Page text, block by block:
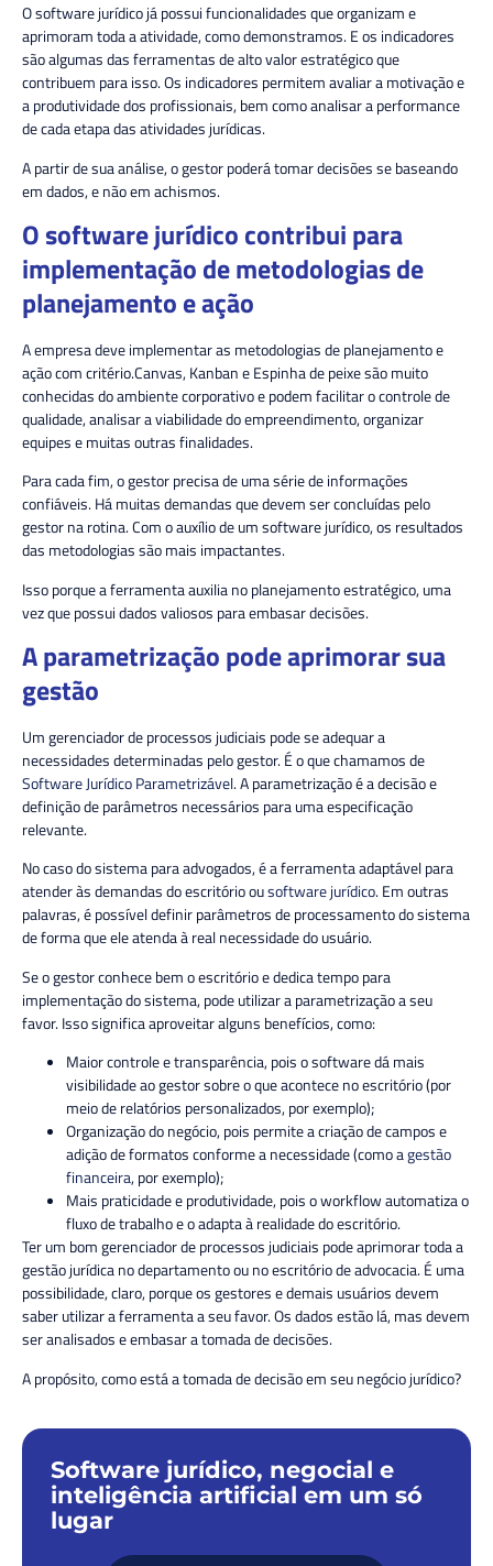
O software jurídico já possui funcionalidades que organizam e
aprimoram toda a atividade, como demonstramos. E os indicadores
são algumas das ferramentas de alto valor estratégico que
contribuem para isso. Os indicadores permitem avaliar a motivação e
a produtividade dos profissionais, bem como analisar a performance
de cada etapa das atividades jurídicas.
A partir de sua análise, o gestor poderá tomar decisões se baseando
em dados, e não em achismos.
O software jurídico contribui para
implementação de metodologias de
planejamento e ação
A empresa deve implementar as metodologias de planejamento e
ação com critério.Canvas, Kanban e Espinha de peixe são muito
conhecidas do ambiente corporativo e podem facilitar o controle de
qualidade, analisar a viabilidade do empreendimento, organizar
equipes e muitas outras finalidades.
Para cada fim, o gestor precisa de uma série de informações
confiáveis. Há muitas demandas que devem ser concluídas pelo
gestor na rotina. Com o auxílio de um software jurídico, os resultados
das metodologias são mais impactantes.
Isso porque a ferramenta auxilia no planejamento estratégico, uma
vez que possui dados valiosos para embasar decisões.
A parametrização pode aprimorar sua
gestão
Um gerenciador de processos judiciais pode se adequar a
necessidades determinadas pelo gestor. É o que chamamos de
Software Jurídico Parametrizável. A parametrização é a decisão e
definição de parâmetros necessários para uma especificação
relevante.
No caso do sistema para advogados, é a ferramenta adaptável para
atender às demandas do escritório ousoftware jurídico. Em outras
palavras, é possível definir parâmetros de processamento do sistema
de forma que ele atenda à real necessidade do usuário.
Se o gestor conhece bem o escritório e dedica tempo para
implementação do sistema, pode utilizar a parametrização a seu
favor. Isso significa aproveitar alguns benefícios, como:
Maior controle e transparência, pois o software dá mais
visibilidade ao gestor sobre o que acontece no escritório (por
meio de relatórios personalizados, por exemplo);
Organização do negócio, pois permite a criação de campos e
adição de formatos conforme a necessidade (como agestão
financeira, por exemplo);
Mais praticidade e produtividade, pois o workflow automatiza o
fluxo de trabalho e o adapta à realidade do escritório.
Ter um bom gerenciador de processos judiciais pode aprimorar toda a
gestão jurídica no departamento ou no escritório de advocacia. É uma
possibilidade, claro, porque os gestores e demais usuários devem
saber utilizar a ferramenta a seu favor. Os dados estão lá, mas devem
ser analisados e embasar a tomada de decisões.
A propósito, como está a tomada de decisão em seu negócio jurídico?
Software jurídico, negocial e
inteligência artificial em um só
lugar